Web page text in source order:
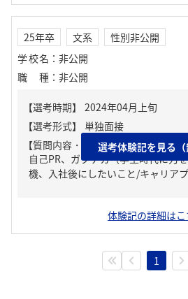
25年卒 文系
性別非公開
学校名 ： 非公開
職種 ： 非公開
【質問内容・課題】
自己PR、ガクチカ（学生時代に力
機、入社後にしたいこと/キャリア
選考体験記を見る（
体験記の詳細はこ
1